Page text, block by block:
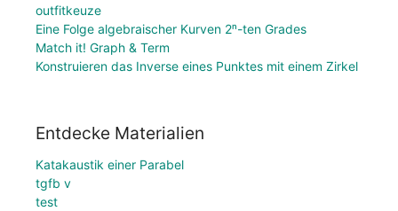
outfitkeuze
Eine Folge algebraischer Kurven 2ⁿ-ten Grades
Match it! Graph & Term
Konstruieren das Inverse eines Punktes mit einem Zirkel
Entdecke Materialien
Katakaustik einer Parabel
tgfb v
test